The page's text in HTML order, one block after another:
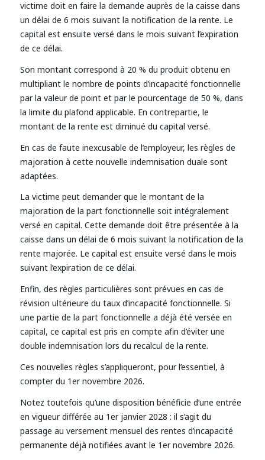
victime doit en faire la demande auprès de la caisse dans
un délai de 6 mois suivant la notification de la rente. Le
capital est ensuite versé dans le mois suivant l’expiration
de ce délai.
Son montant correspond à 20 % du produit obtenu en
multipliant le nombre de points d’incapacité fonctionnelle
par la valeur de point et par le pourcentage de 50 %, dans
la limite du plafond applicable. En contrepartie, le
montant de la rente est diminué du capital versé.
En cas de faute inexcusable de l’employeur, les règles de
majoration à cette nouvelle indemnisation duale sont
adaptées.
La victime peut demander que le montant de la
majoration de la part fonctionnelle soit intégralement
versé en capital. Cette demande doit être présentée à la
caisse dans un délai de 6 mois suivant la notification de la
rente majorée. Le capital est ensuite versé dans le mois
suivant l’expiration de ce délai.
Enfin, des règles particulières sont prévues en cas de
révision ultérieure du taux d’incapacité fonctionnelle. Si
une partie de la part fonctionnelle a déjà été versée en
capital, ce capital est pris en compte afin d’éviter une
double indemnisation lors du recalcul de la rente.
Ces nouvelles règles s’appliqueront, pour l’essentiel, à
compter du 1er novembre 2026.
Notez toutefois qu’une disposition bénéficie d’une entrée
en vigueur différée au 1er janvier 2028 : il s’agit du
passage au versement mensuel des rentes d’incapacité
permanente déjà notifiées avant le 1er novembre 2026.